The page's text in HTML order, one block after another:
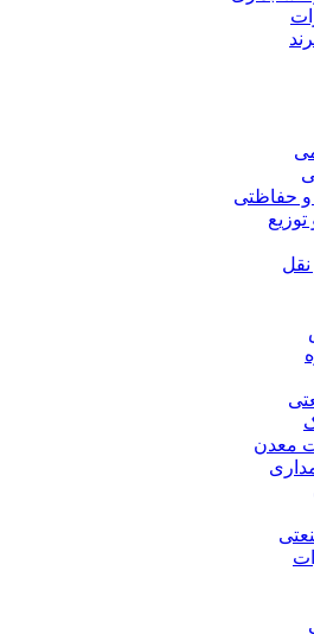
و حفاظتی
معدن